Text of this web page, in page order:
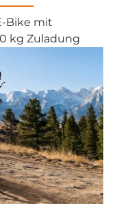
Bike mit
kg Zuladung